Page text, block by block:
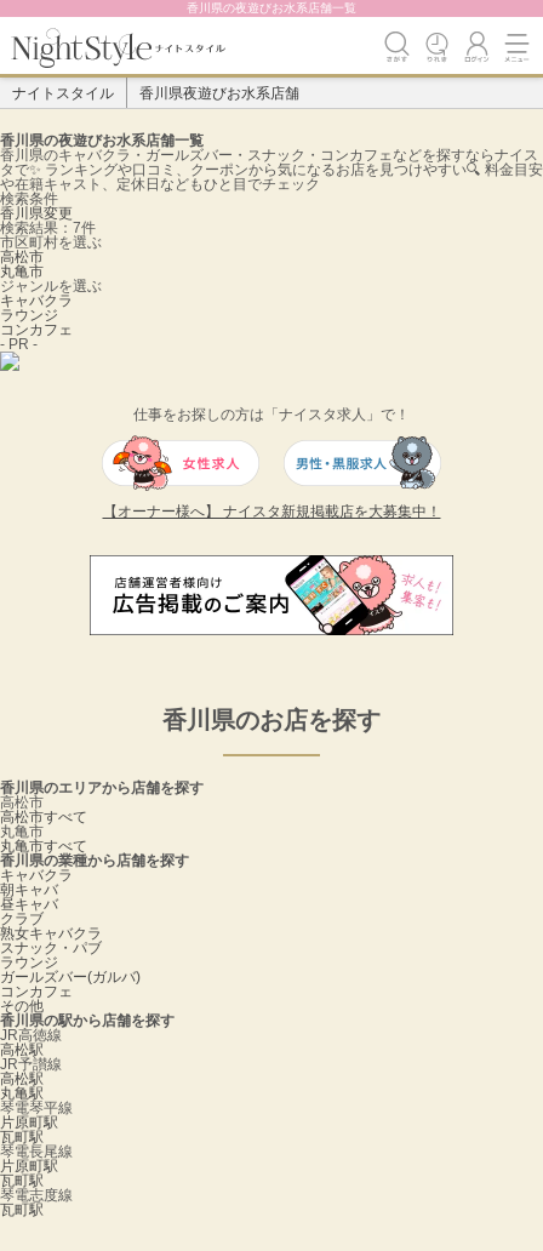
香川県の夜遊びお水系店舗一覧
ナイトスタイル 香川県夜遊びお水系店舗
香川県の夜遊びお水系店舗一覧
香川県のキャバクラ・ガールズバー・スナック・コンカフェなどを探すならナイス
タで✨️ ランキングや口コミ、クーポンから気になるお店を見つけやすい🔍 料金目安
や在籍キャスト、定休日などもひと目でチェック
検索条件
香川県変更
検索結果：7件
市区町村を選ぶ
高松市
丸亀市
ジャンルを選ぶ
キャバクラ
ラウンジ
コンカフェ
- PR -
仕事をお探しの方は「ナイスタ求人」で！
【オーナー様へ】 ナイスタ新規掲載店を大募集中！
香川県のお店を探す
香川県のエリアから店舗を探す
高松市
高松市すべて
丸亀市
丸亀市すべて
香川県の業種から店舗を探す
キャバクラ
朝キャバ
昼キャバ
クラブ
熟女キャバクラ
スナック・パブ
ラウンジ
ガールズバー(ガルバ)
コンカフェ
その他
香川県の駅から店舗を探す
JR高徳線
高松駅
JR予讃線
高松駅
丸亀駅
琴電琴平線
片原町駅
瓦町駅
琴電長尾線
片原町駅
瓦町駅
琴電志度線
瓦町駅